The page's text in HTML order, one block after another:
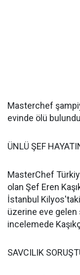
Masterchef
evinde ölü
ÜNLÜ ŞEF
MasterChef
olan Şef Eren
İstanbul
üzerine eve gelen
incelemede
SAVCILIK